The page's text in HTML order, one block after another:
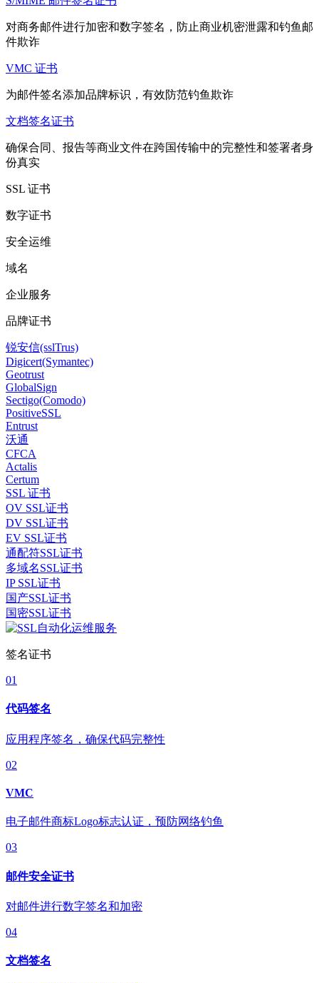
对商务邮件进行加密和数字签名，防止商业机密泄露和钓鱼邮
件欺诈
VMC 证书
为邮件签名添加品牌标识，有效防范钓鱼欺诈
文档签名证书
确保合同、报告等商业文件在跨国传输中的完整性和签署者身
份真实
SSL 证书
数字证书
安全运维
域名
企业服务
品牌证书
锐安信(sslTrus)
Digicert(Symantec)
Geotrust
GlobalSign
Sectigo(Comodo)
PositiveSSL
Entrust
沃通
CFCA
Actalis
Certum
SSL 证书
OV SSL证书
DV SSL证书
EV SSL证书
通配符SSL证书
多域名SSL证书
IP SSL证书
国产SSL证书
国密SSL证书
签名证书
01
代码签名
应用程序签名，确保代码完整性
02
VMC
电子邮件商标Logo标志认证，预防网络钓鱼
03
邮件安全证书
对邮件进行数字签名和加密
04
文档签名